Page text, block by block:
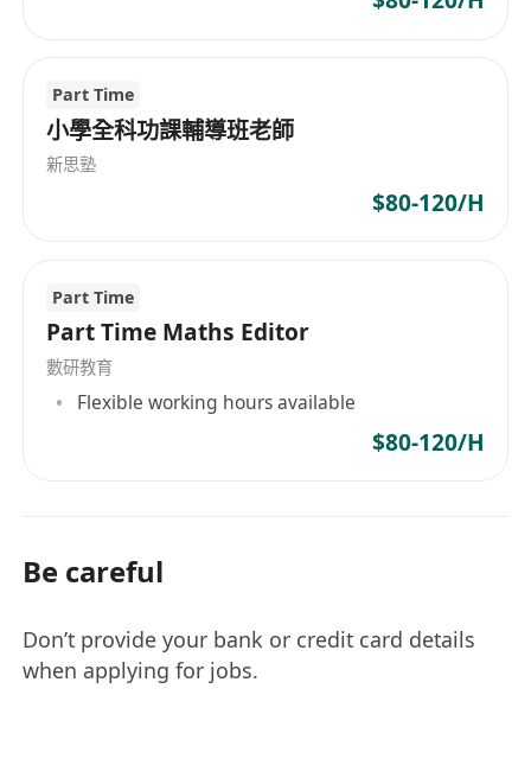
Part Time
小學全科功課輔導班老師
新思塾
$80-120/H
Part Time
Part Time Maths Editor
數研教育
Flexible working hours available
$80-120/H
Be careful
Don’t provide your bank or credit card details
when applying for jobs.